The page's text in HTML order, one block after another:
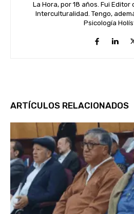
La Hora, por 18 años. Fui Editor
Interculturalidad. Tengo,
Psicología
ARTÍCULOS RELACIONADOS